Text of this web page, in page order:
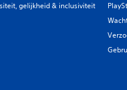
gelijkheid & inclusiviteit